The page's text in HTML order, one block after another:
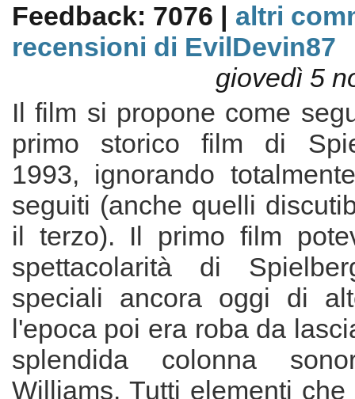
Feedback: 7076 | altri
recensioni di EvilDevin87
giovedì 5
Il film si propone come
primo storico film di
1993, ignorando
seguiti (anche quelli
il terzo). Il primo film
spettacolarità di
speciali ancora oggi di
l'epoca poi era roba da
splendida colonna
Williams. Tutti elementi che